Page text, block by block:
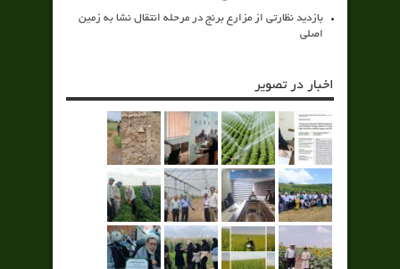
بازدید نظارتی از مزارع برنج در مرحله انتقال نشا به زمین
اصلی
اخبار در تصویر